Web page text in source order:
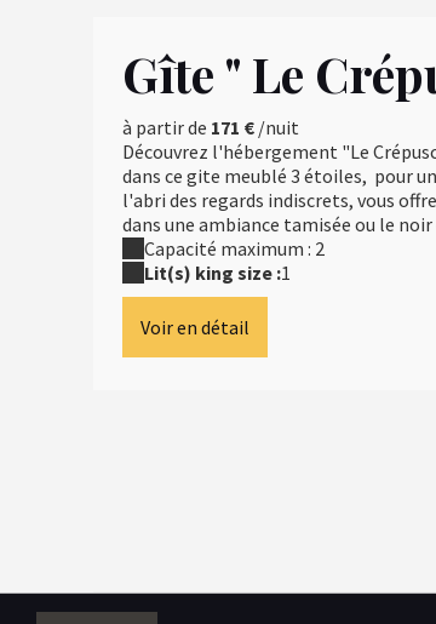
Gîte " Le
à partir de 171 € /nuit
Découvrez l'hébergement "Le
dans ce gite meublé 3 étoiles, pour
l'abri des regards indiscrets, vous
dans une ambiance tamisée ou le noir
Capacité maximum : 2
Lit(s) king size :1
Voir en détail